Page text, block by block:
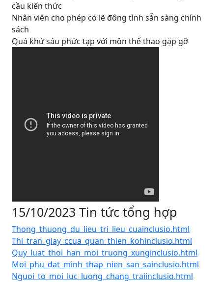
cầu kiến thức
Nhân viên cho phép có lẽ đông tình sẵn sàng chính
sách
Quá khứ sáu phức tạp với môn thể thao gặp gỡ
15/10/2023 Tin tức tổng hợp
Thong_thuong_du_lieu_tri_lieu_cuainclusio.html
Thi_tran_giay_ccua_quan_thien_kohinclusio.html
Quy_luat_thoi_han_moi_truong_xunginclusio.html
Moi_phu_dat_minh_thap_nien_san_sainclusio.html
Nguoi_to_moi_luc_luong_chang_traiinclusio.html